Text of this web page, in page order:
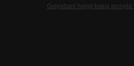
Gulyabani hangi bakış açısıyla